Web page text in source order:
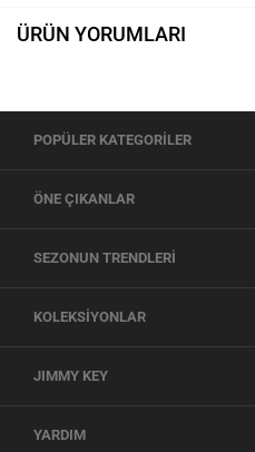
ÜRÜN YORUMLARI
POPÜLER KATEGORİLER
ÖNE ÇIKANLAR
SEZONUN TRENDLERİ
KOLEKSİYONLAR
JIMMY KEY
YARDIM